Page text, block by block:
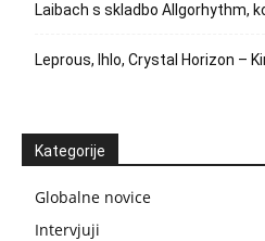
Laibach s skladbo Allgorhythm,
Leprous, Ihlo, Crystal Horizon –
Kategorije
Globalne novice
Intervjuji